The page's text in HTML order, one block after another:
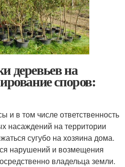
деревьев на
споров:
и в том числе ответственность
насаждений на территории
сугубо на хозяина дома.
нарушений и возмещения
владельца земли.